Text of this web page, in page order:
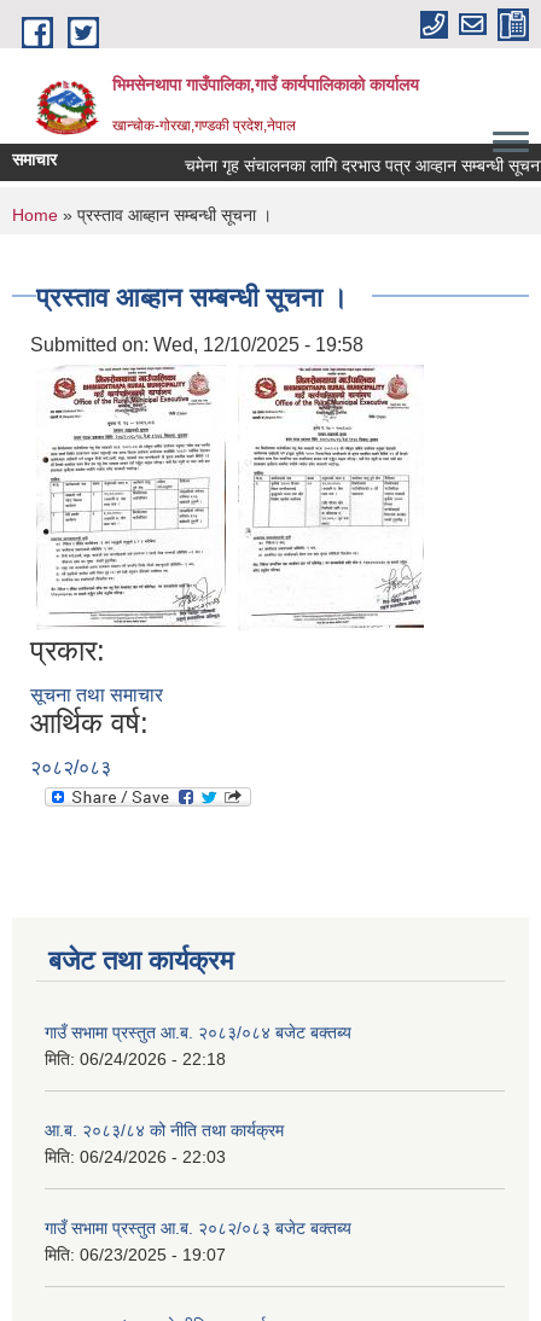
Skip to main content
भिमसेनथापा गाउँपालिका,गाउँ कार्यपालिकाकाे कार्यालय
खान्चोक-गाेरखा,गण्डकी प्रदेश,नेपाल
समाचार चमेना गृह संचालनका लागि दरभाउ पत्र आव्हान सम्बन्धी सूचना।
You are here
Home » प्रस्ताव आब्हान सम्बन्धी सूचना ।
प्रस्ताव आब्हान सम्बन्धी सूचना ।
Submitted on: Wed, 12/10/2025 - 19:58
प्रकार:
सूचना तथा समाचार
आर्थिक वर्ष:
२०८२/०८३
बजेट तथा कार्यक्रम
गाउँ सभामा प्रस्तुत आ.ब. २०८३/०८४ बजेट बक्तब्य
मिति: 06/24/2026 - 22:18
आ.ब. २०८३/८४ को नीति तथा कार्यक्रम
मिति: 06/24/2026 - 22:03
गाउँ सभामा प्रस्तुत आ.ब. २०८२/०८३ बजेट बक्तब्य
मिति: 06/23/2025 - 19:07